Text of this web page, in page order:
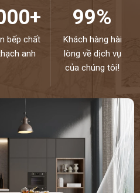
bếp chất
anh
99%
Khách hàng hài
lòng về dịch vụ
của chúng tôi!